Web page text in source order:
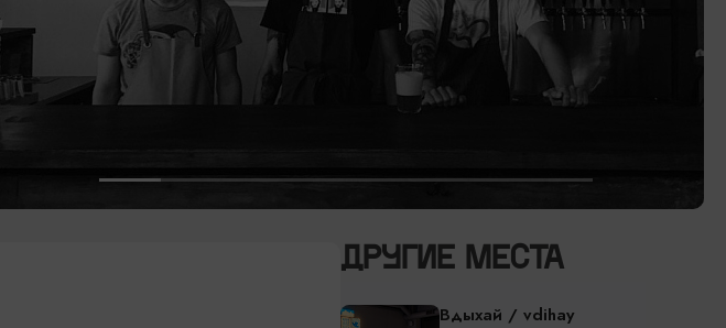
ДРУГИЕ МЕСТА
Вдыхай / vdihay